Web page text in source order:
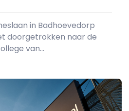
in Badhoevedorp
doorgetrokken naar de
van...